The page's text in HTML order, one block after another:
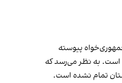
پیوسته
است. به نظر می‌رسد که
تمام نشده است.